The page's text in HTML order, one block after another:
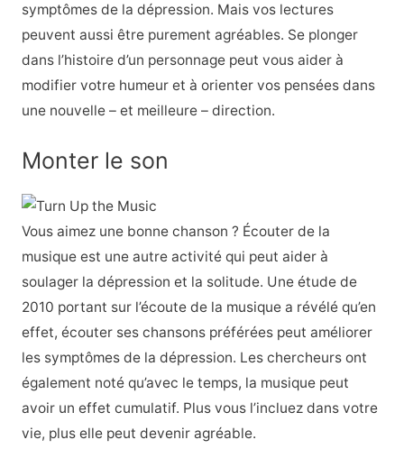
symptômes de la dépression. Mais vos lectures
peuvent aussi être purement agréables. Se plonger
dans l’histoire d’un personnage peut vous aider à
modifier votre humeur et à orienter vos pensées dans
une nouvelle – et meilleure – direction.
Monter le son
Vous aimez une bonne chanson ? Écouter de la
musique est une autre activité qui peut aider à
soulager la dépression et la solitude. Une étude de
2010 portant sur l’écoute de la musique a révélé qu’en
effet, écouter ses chansons préférées peut améliorer
les symptômes de la dépression. Les chercheurs ont
également noté qu’avec le temps, la musique peut
avoir un effet cumulatif. Plus vous l’incluez dans votre
vie, plus elle peut devenir agréable.